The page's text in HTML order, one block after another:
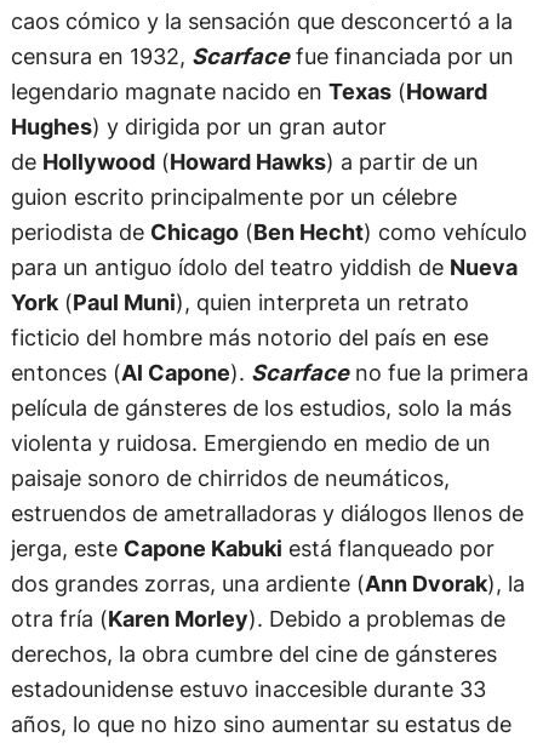
caos cómico y la sensación que desconcertó a la
censura en 1932, Scarfacefue financiada por un
legendario magnate nacido en Texas(Howard
Hughes) y dirigida por un gran autor
de Hollywood(Howard Hawks) a partir de un
guion escrito principalmente por un célebre
periodista de Chicago(Ben Hecht) como vehículo
para un antiguo ídolo del teatro yiddish de Nueva
York(Paul Muni), quien interpreta un retrato
ficticio del hombre más notorio del país en ese
entonces (Al Capone). Scarfaceno fue la primera
película de gánsteres de los estudios, solo la más
violenta y ruidosa. Emergiendo en medio de un
paisaje sonoro de chirridos de neumáticos,
estruendos de ametralladoras y diálogos llenos de
jerga, este Capone Kabuki está flanqueado por
dos grandes zorras, una ardiente (Ann Dvorak), la
otra fría (Karen Morley). Debido a problemas de
derechos, la obra cumbre del cine de gánsteres
estadounidense estuvo inaccesible durante 33
años, lo que no hizo sino aumentar su estatus de